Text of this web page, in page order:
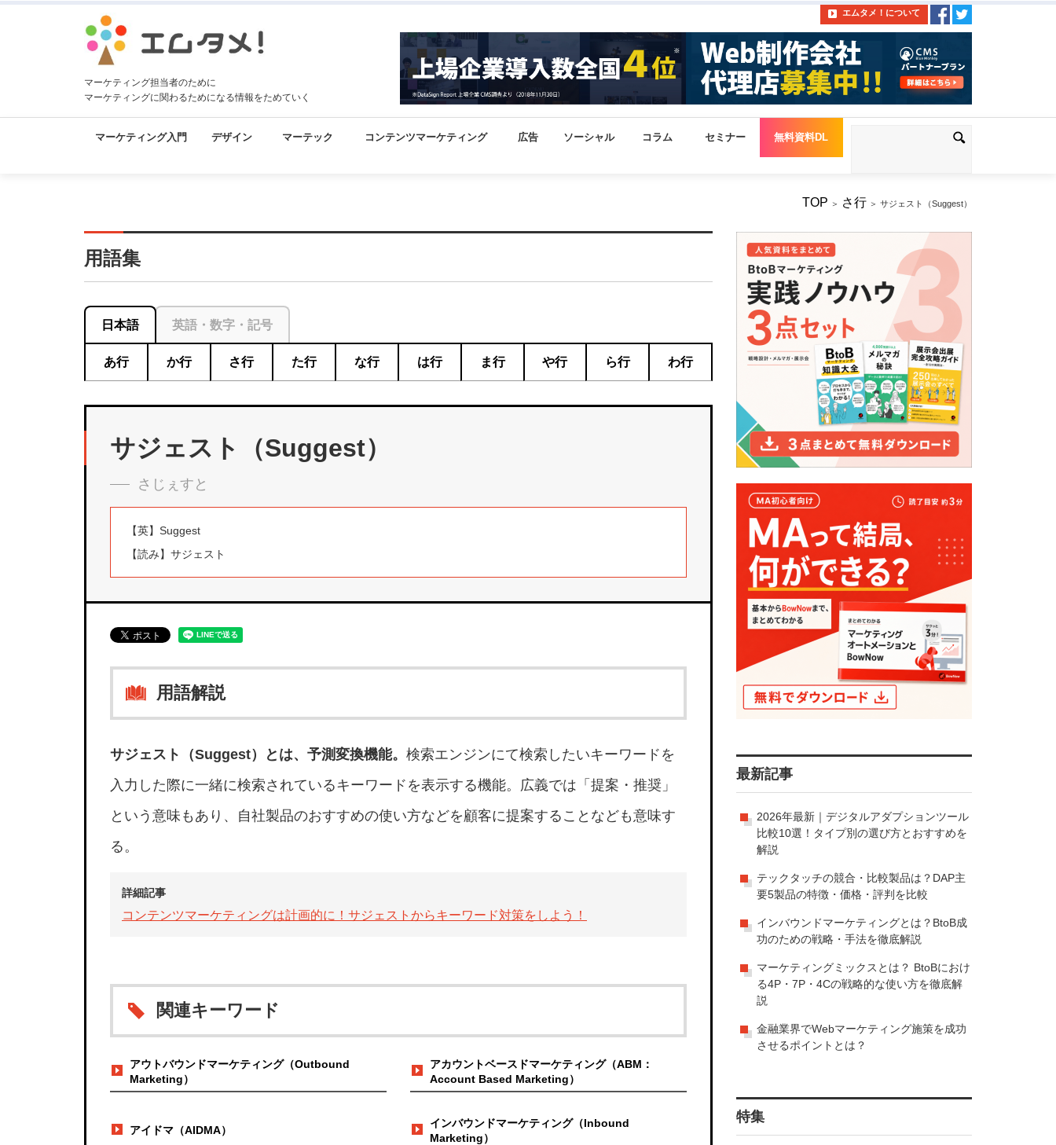
エムタメ！について
マーケティング担当者のために
マーケティングに関わるためになる情報をためていく
マーケティング入門 デザイン マーテック コンテンツマーケティング 広告 ソーシャル コラム セミナー 無料資料DL
TOP ＞ さ行 ＞ サジェスト（Suggest）
用語集
日本語 英語・数字・記号
あ行 か行 さ行 た行 な行 は行 ま行 や行 ら行 わ行
サジェスト（Suggest）
さじぇすと
【英】 Suggest
【読み】 サジェスト
用語解説
サジェスト（Suggest）とは、予測変換機能。 検索エンジンにて検索したいキーワードを
入力した際に一緒に検索されているキーワードを表示する機能。広義では「提案・推奨」
という意味もあり、自社製品のおすすめの使い方などを顧客に提案することなども意味す
る。
詳細記事
コンテンツマーケティングは計画的に！サジェストからキーワード対策をしよう！
関連キーワード
アウトバウンドマーケティング（Outbound
Marketing）
アカウントベースドマーケティング（ABM：
Account Based Marketing）
アイドマ（AIDMA）
インバウンドマーケティング（Inbound
Marketing）
最新記事
2026年最新｜デジタルアダプションツール
比較10選！タイプ別の選び方とおすすめを
解説
テックタッチの競合・比較製品は？DAP主
要5製品の特徴・価格・評判を比較
インバウンドマーケティングとは？BtoB成
功のための戦略・手法を徹底解説
マーケティングミックスとは？ BtoBにおけ
る4P・7P・4Cの戦略的な使い方を徹底解
説
金融業界でWebマーケティング施策を成功
させるポイントとは？
特集